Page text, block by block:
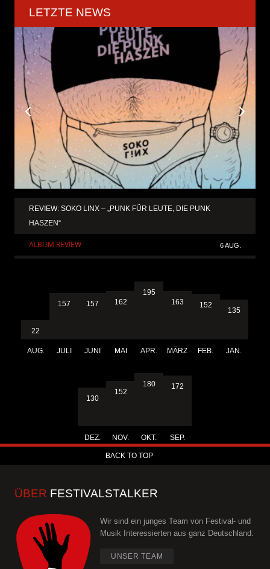
LETZTE NEWS
REVIEW: SOKO LINX – „PUNK FÜR LEUTE, DIE PUNK
HASZEN“
ALBUM REVIEW 6 AUG.
22
AUG.
157
JULI
157
JUNI
162
MAI
195
APR.
163
MÄRZ
152
FEB.
135
JAN.
130
DEZ.
152
NOV.
180
OKT.
172
SEP.
BACK TO TOP
ÜBER FESTIVALSTALKER
Wir sind ein junges Team von Festival- und
Musik Interessierten aus ganz Deutschland.
UNSER TEAM